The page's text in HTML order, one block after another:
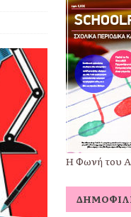
Η Φωνή του